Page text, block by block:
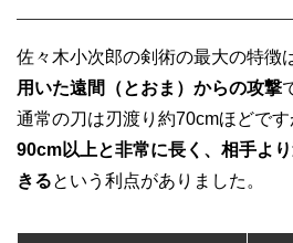
佐々木小次郎の剣術の最大の特徴
用いた遠間（とおま）からの攻撃
通常の刀は刃渡り約70cmほどです
90cm以上と非常に長く、相手よ
きるという利点がありました。